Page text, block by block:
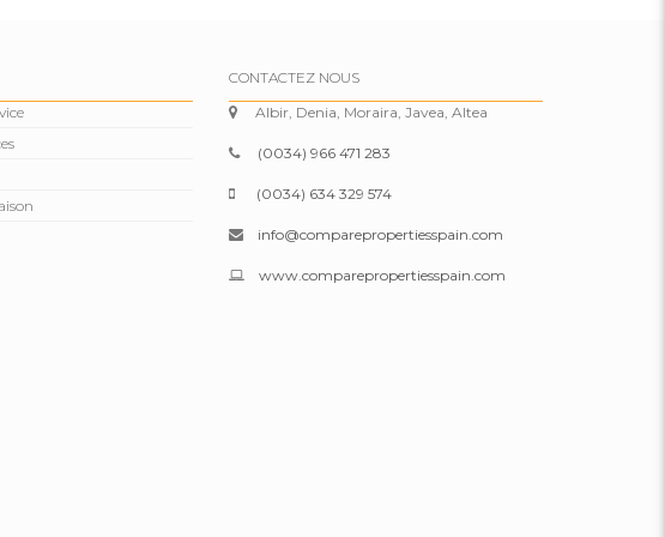
CONTACTEZ NOUS
Albir, Denia, Moraira, Javea, Altea
(0034) 966 471 283
(0034) 634 329 574
info@comparepropertiesspain.com
www.comparepropertiesspain.com